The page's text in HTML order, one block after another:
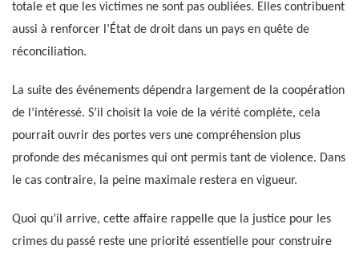
totale et que les victimes ne sont pas oubliées. Elles contribuent
aussi à renforcer l’État de droit dans un pays en quête de
réconciliation.
La suite des événements dépendra largement de la coopération
de l’intéressé. S’il choisit la voie de la vérité complète, cela
pourrait ouvrir des portes vers une compréhension plus
profonde des mécanismes qui ont permis tant de violence. Dans
le cas contraire, la peine maximale restera en vigueur.
Quoi qu’il arrive, cette affaire rappelle que la justice pour les
crimes du passé reste une priorité essentielle pour construire